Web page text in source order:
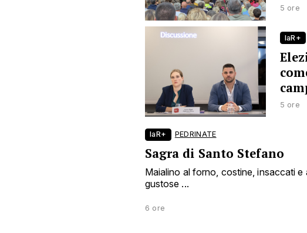
5 ore
laR+
5 ore
laR+ PEDRINATE
Sagra di Santo Stefano
Maialino al forno, costine, insaccati
gustose ...
6 ore